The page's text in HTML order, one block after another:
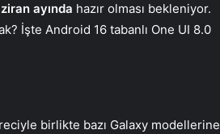
ayında hazır olması bekleniyor.
İşte Android 16 tabanlı One UI 8.0
birlikte bazı Galaxy modellerine